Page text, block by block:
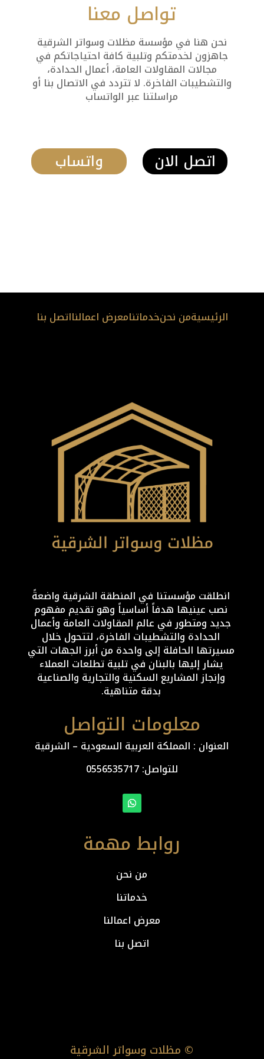
تواصل معنا
نحن هنا في مؤسسة مظلات وسواتر الشرقية
جاهزون لخدمتكم وتلبية كافة احتياجاتكم في
مجالات المقاولات العامة، أعمال الحدادة،
والتشطيبات الفاخرة. لا تتردد في الاتصال بنا أو
مراسلتنا عبر الواتساب
واتساب اتصل الان
الرئيسيةمن نحنخدماتنامعرض اعمالنااتصل بنا
انطلقت مؤسستنا في المنطقة الشرقية واضعةً
نصب عينيها هدفاً أساسياً وهو تقديم مفهوم
جديد ومتطور في عالم المقاولات العامة وأعمال
الحدادة والتشطيبات الفاخرة، لتتحول خلال
مسيرتها الحافلة إلى واحدة من أبرز الجهات التي
يشار إليها بالبنان في تلبية تطلعات العملاء
وإنجاز المشاريع السكنية والتجارية والصناعية
بدقة متناهية.
معلومات التواصل
العنوان : المملكة العربية السعودية – الشرقية
للتواصل: ⁦0556535717
روابط مهمة
من نحن
خدماتنا
معرض اعمالنا
اتصل بنا
© مظلات وسواتر الشرقية